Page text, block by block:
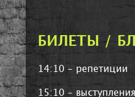
БИЛЕТЫ /
14:10 - репетиции
15:10 - выступления